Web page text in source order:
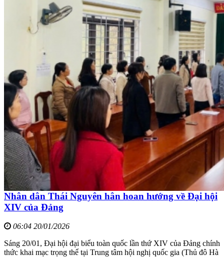
Nhân dân Thái Nguyên hân hoan hướng về Đại hội
XIV của Đảng
06:04 20/01/2026
Sáng 20/01, Đại hội đại biểu toàn quốc lần thứ XIV của Đảng chính
thức khai mạc trọng thể tại Trung tâm hội nghị quốc gia (Thủ đô Hà